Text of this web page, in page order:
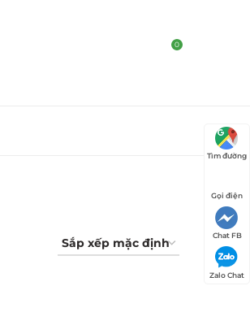
0
Tìm đường
Gọi điện
Chat FB
Zalo Chat